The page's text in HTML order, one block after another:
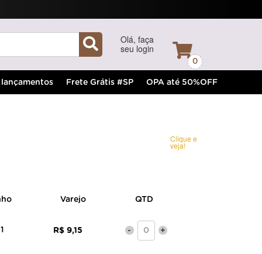
Olá, faça
seu login
0
lançamentos Frete Grátis #SP OPA até 50%OFF
Clique e
veja!
Varejo QTD
R$ 9,15 - +